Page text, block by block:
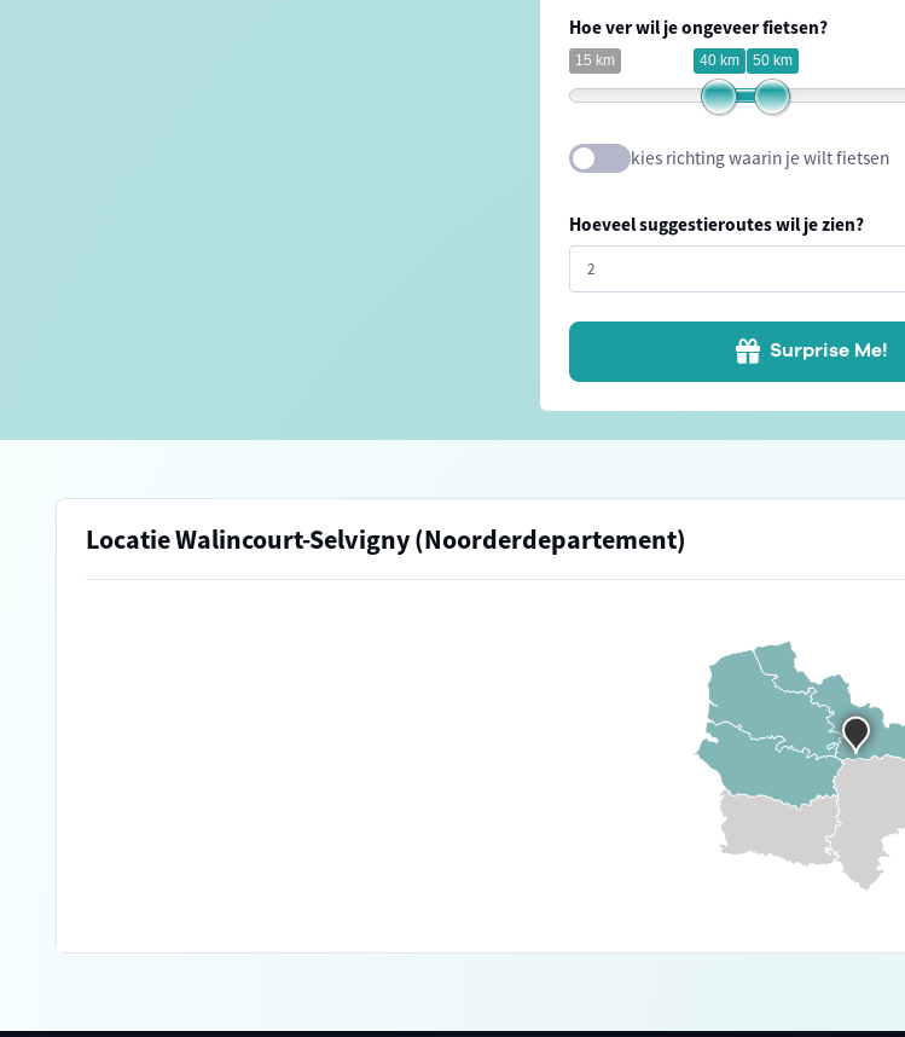
Hoe ver wil je ongeveer fietsen?
15 km 40 km 50 km
kies richting waarin je wilt fietsen
Hoeveel suggestieroutes wil je zien?
Surprise Me!
Locatie Walincourt-Selvigny (Noorderdepartement)